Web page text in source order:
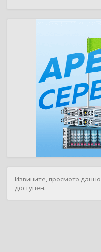
Извините, просмотр
доступен.